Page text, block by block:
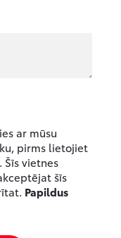
ar mūsu
pirms lietojiet
vietnes
šīs
Papildus